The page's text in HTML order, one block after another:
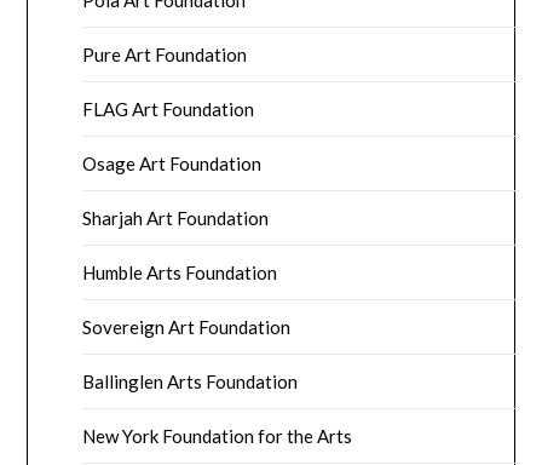
Pure Art Foundation
FLAG Art Foundation
Osage Art Foundation
Sharjah Art Foundation
Humble Arts Foundation
Sovereign Art Foundation
Ballinglen Arts Foundation
New York Foundation for the Arts